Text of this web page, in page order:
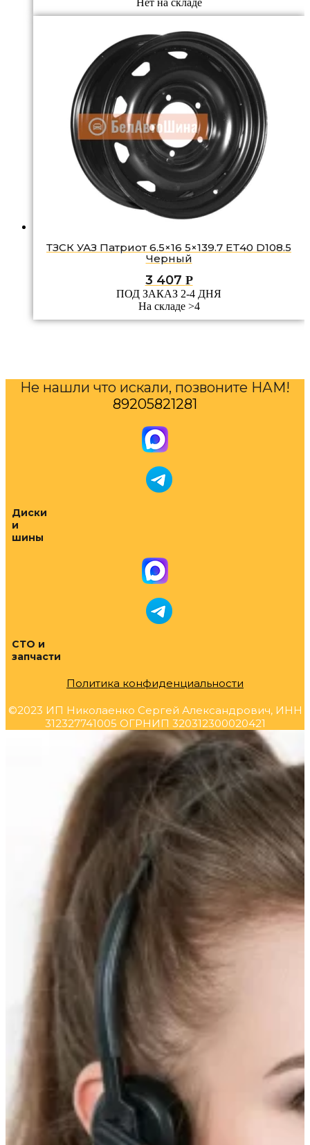
Нет на складе
ТЗСК УАЗ Патриот 6.5×16 5×139.7 ET40 D108.5
Черный
3 407 Р
ПОД ЗАКАЗ 2-4 ДНЯ
На складе >4
Не нашли что искали, позвоните НАМ!
89205821281
Диски
и
шины
СТО и
запчасти
Политика конфиденциальности
©2023 ИП Николаенко Сергей Александрович, ИНН
312327741005 ОГРНИП 320312300020421